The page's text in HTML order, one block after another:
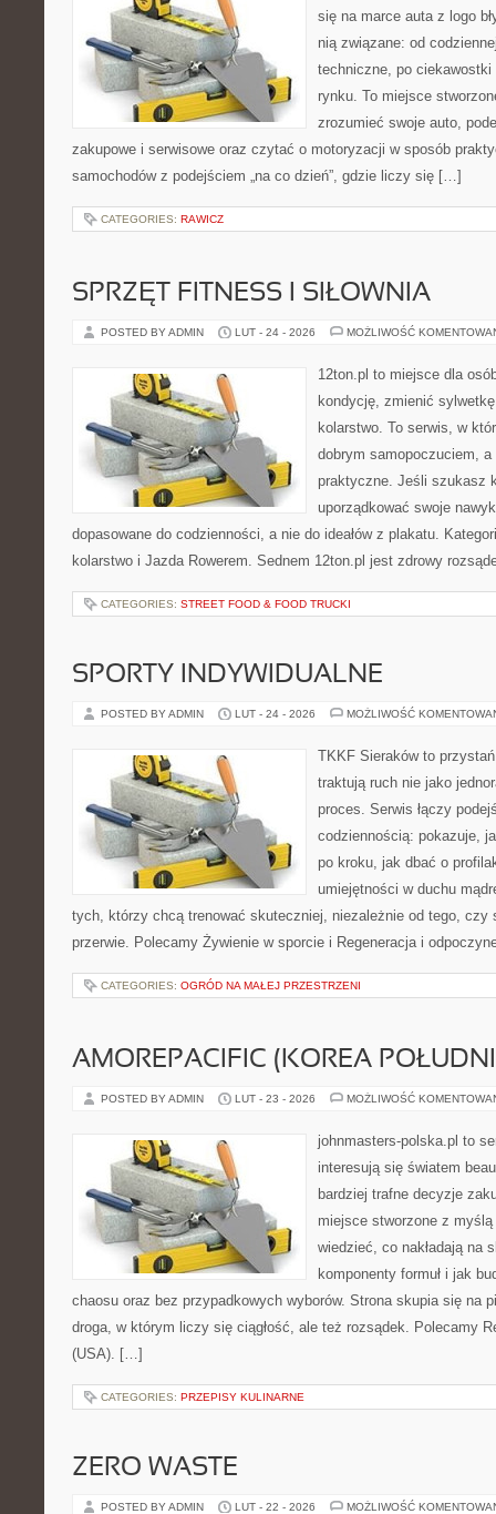
się na marce auta z logo
nią związane: od
techniczne, po
rynku. To miejsce
zrozumieć swoje auto,
zakupowe i serwisowe oraz czytać o motoryzacji w sposób
samochodów z podejściem „na co dzień”, gdzie liczy się […]
CATEGORIES: RAWICZ
SPRZĘT FITNESS I SIŁOWNIA
POSTED BY ADMIN LUT - 24 - 2026 MOŻLIWOŚĆ
12ton.pl to miejsce dla
kondycję, zmienić
kolarstwo. To serwis, w
dobrym samopoczuciem,
praktyczne. Jeśli szukasz
uporządkować swoje
dopasowane do codzienności, a nie do ideałów z plakatu.
kolarstwo i Jazda Rowerem. Sednem 12ton.pl jest zdrowy
CATEGORIES: STREET FOOD & FOOD TRUCKI
SPORTY INDYWIDUALNE
POSTED BY ADMIN LUT - 24 - 2026 MOŻLIWOŚĆ
TKKF Sieraków to
traktują ruch nie jako
proces. Serwis łączy
codziennością: pokazuje,
po kroku, jak dbać o
umiejętności w duchu
tych, którzy chcą trenować skuteczniej, niezależnie od tego, czy
przerwie. Polecamy Żywienie w sporcie i Regeneracja i
CATEGORIES: OGRÓD NA MAŁEJ PRZESTRZENI
AMOREPACIFIC (KOREA
POSTED BY ADMIN LUT - 23 - 2026 MOŻLIWOŚĆ
johnmasters-polska.pl to
interesują się światem
bardziej trafne decyzje
miejsce stworzone z
wiedzieć, co nakładają na
komponenty formuł i jak
chaosu oraz bez przypadkowych wyborów. Strona skupia się na
droga, w którym liczy się ciągłość, ale też rozsądek. Polecamy
(USA). […]
CATEGORIES: PRZEPISY KULINARNE
ZERO WASTE
POSTED BY ADMIN LUT - 22 - 2026 MOŻLIWOŚĆ